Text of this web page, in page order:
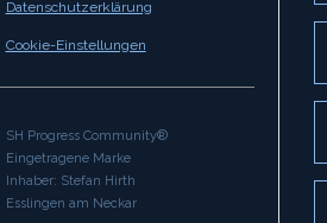
Datenschutzerklärung
Cookie-Einstellungen
SH Progress Community®
Eingetragene Marke
Inhaber: Stefan Hirth
Esslingen am Neckar